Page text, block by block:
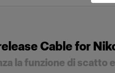
Cable for
la funzione di scatto